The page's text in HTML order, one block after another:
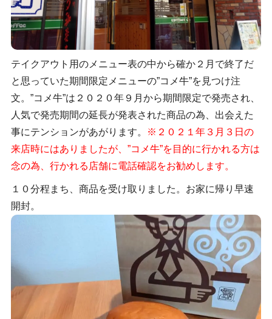
テイクアウト用のメニュー表の中から確か２月で終了だ
と思っていた期間限定メニューの”コメ牛”を見つけ注
文。”コメ牛”は２０２０年９月から期間限定で発売され、
人気で発売期間の延長が発表された商品の為、出会えた
事にテンションがあがります。
※２０２１年３月３日の
来店時にはありましたが、”コメ牛”を目的に行かれる方は
念の為、行かれる店舗に電話確認をお勧めします。
１０分程まち、商品を受け取りました。お家に帰り早速
開封。